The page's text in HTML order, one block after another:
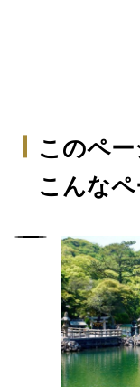
このペー
こんな